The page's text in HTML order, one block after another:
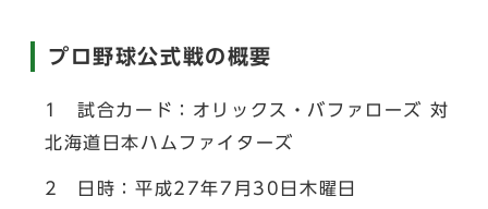
プロ野球公式戦の概要
1 試合カード：オリックス・バファローズ 対
北海道日本ハムファイターズ
2 日時：平成27年7月30日木曜日